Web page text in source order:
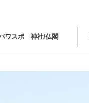
ワスポ 神社/仏閣